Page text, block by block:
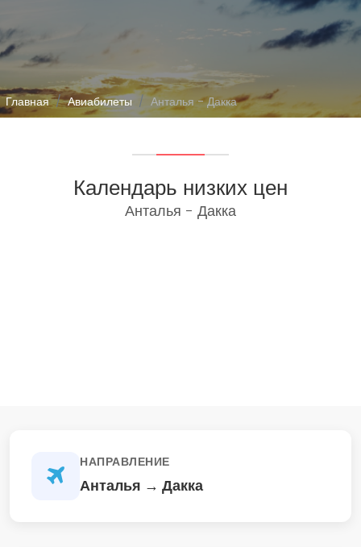
Главная Авиабилеты Анталья - Дакка
Календарь низких цен
Анталья - Дакка
НАПРАВЛЕНИЕ
Анталья → Дакка